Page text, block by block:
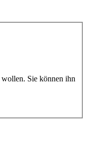
wollen. Sie können ihn